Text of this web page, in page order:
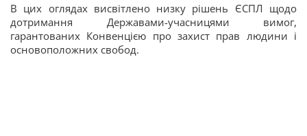
В цих оглядах висвітлено низку рішень ЄСПЛ щодо
дотримання Державами-учасницями вимог,
гарантованих Конвенцією про захист прав людини і
основоположних свобод.